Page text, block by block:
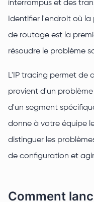
interrompus et des
Identifier l'endroit où
de routage est la
résoudre le problème
L'IP tracing permet de
provient d'un
d'un segment
donne à votre équipe
distinguer les
de configuration et
Comment